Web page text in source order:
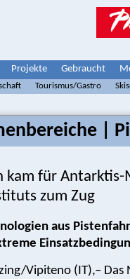
Projekte Gebraucht
Tourismus/Gastro
|
kam für Antarktis-
zum Zug
aus
Vipiteno (IT),– Das